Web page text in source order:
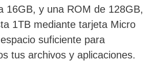
16GB, y una ROM de 128GB,
1TB mediante tarjeta Micro
suficiente para
tus archivos y aplicaciones.